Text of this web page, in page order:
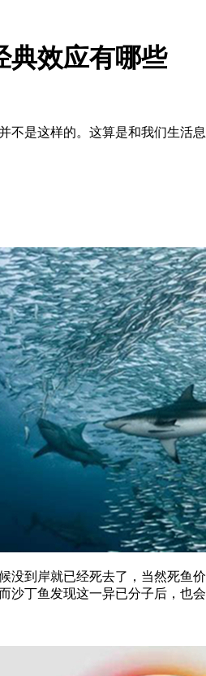
典效应有哪些
是这样的。这算是和我们生活
到岸就已经死去了，当然死鱼
丁鱼发现这一异已分子后，也